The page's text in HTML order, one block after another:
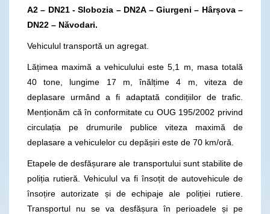
A2 – DN21 - Slobozia – DN2A – Giurgeni – Hârșova –
DN22 – Năvodari.
Vehiculul transportă un agregat.
Lățimea maximă a vehiculului este 5,1 m, masa totală
40 tone, lungime 17 m, înălțime 4 m, viteza de
deplasare urmând a fi adaptată condițiilor de trafic.
Menționăm că în conformitate cu OUG 195/2002 privind
circulația pe drumurile publice viteza maximă de
deplasare a vehiculelor cu depășiri este de 70 km/oră.
Etapele de desfășurare ale transportului sunt stabilite de
poliția rutieră. Vehiculul va fi însoțit de autovehicule de
însoțire autorizate și de echipaje ale poliției rutiere.
Transportul nu se va desfășura în perioadele și pe